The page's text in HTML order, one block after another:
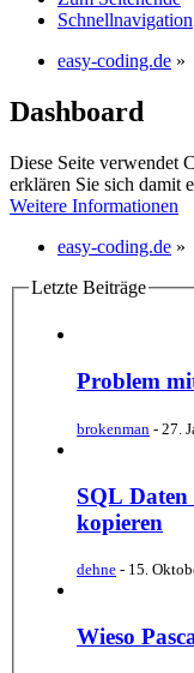
Schnellnavigation
easy-coding.de »
Dashboard
Diese Seite verwendet
erklären Sie sich damit
Weitere Informationen
easy-coding.de »
Letzte Beiträge
Problem
brokenman - 27.
SQL
kopieren
dehne - 15.
Wieso